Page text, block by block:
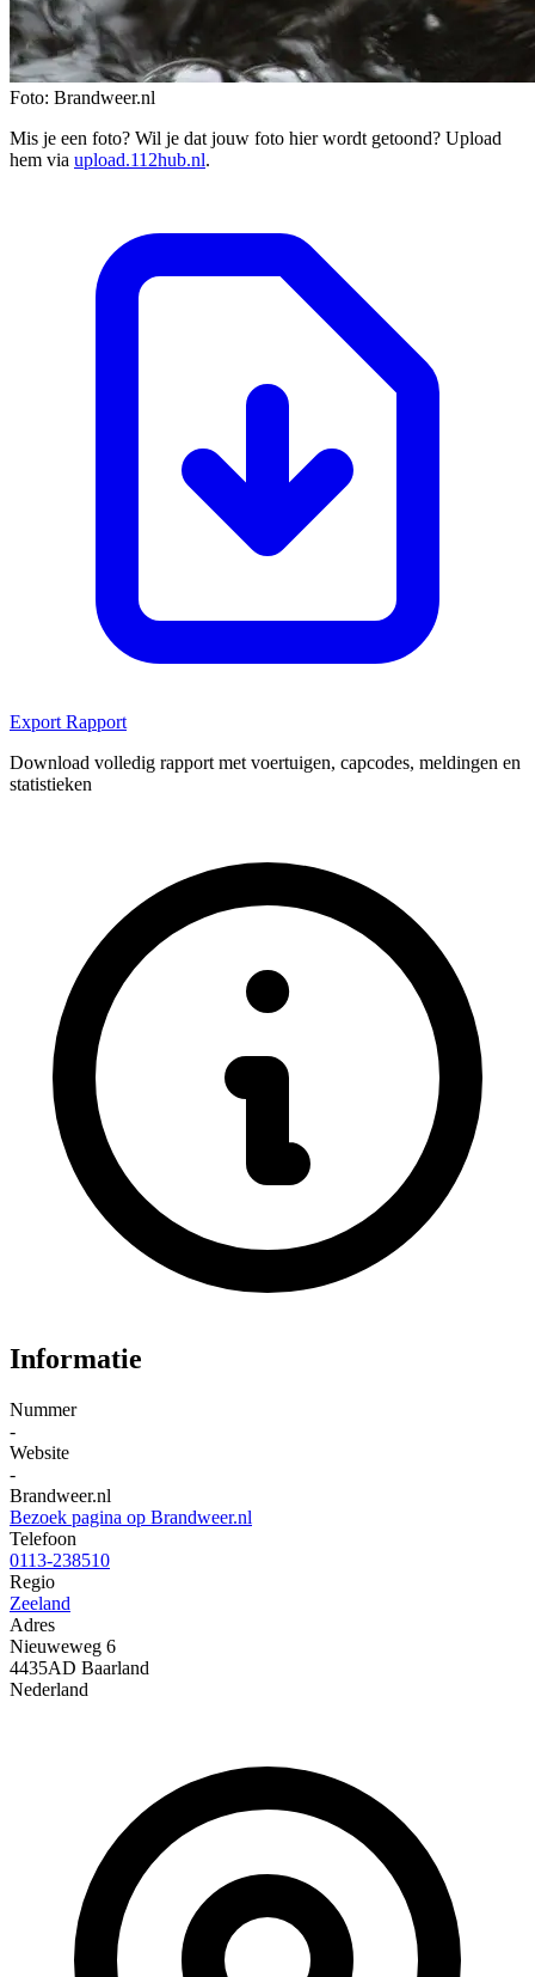
Foto: Brandweer.nl
Mis je een foto? Wil je dat jouw foto hier wordt getoond? Upload
hem via upload.112hub.nl.
Export Rapport
Download volledig rapport met voertuigen, capcodes, meldingen en
statistieken
Informatie
Nummer
-
Website
-
Brandweer.nl
Bezoek pagina op Brandweer.nl
Telefoon
0113-238510
Regio
Zeeland
Adres
Nieuweweg 6
4435AD Baarland
Nederland